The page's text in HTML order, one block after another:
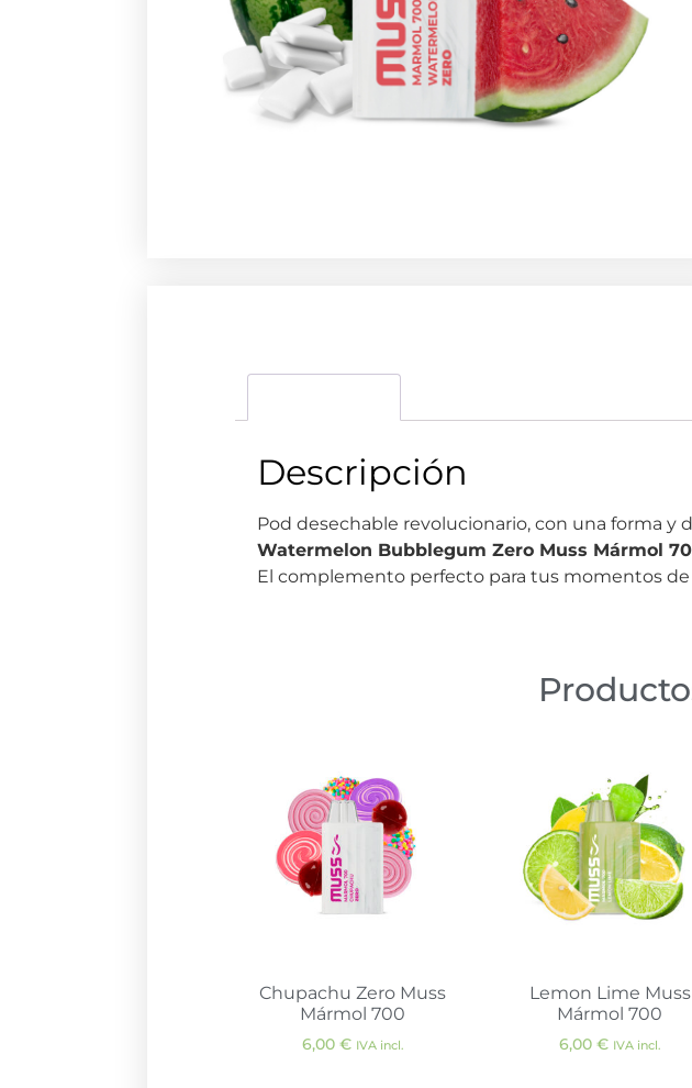
Descripción
Pod desechable revolucionario, con una forma y
Watermelon Bubblegum Zero Muss Mármol
El complemento perfecto para tus momentos de
Chupachu Zero Muss
Mármol 700
6,00 € IVA incl.
Lemon Lime Muss
Mármol 700
6,00 € IVA incl.